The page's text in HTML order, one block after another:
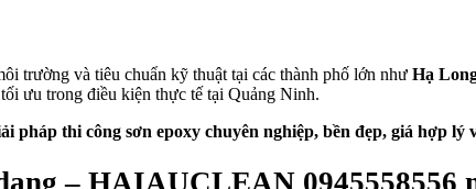
trường và tiêu chuẩn kỹ thuật tại các thành phố lớn như Hạ
ưu trong điều kiện thực tế tại Quảng Ninh.
thi công sơn epoxy chuyên nghiệp, bền đẹp, giá hợp